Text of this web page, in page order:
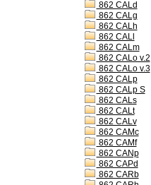
862 CALd
862 CALg
862 CALh
862 CALl
862 CALm
862 CALo v.2
862 CALo v.3
862 CALp
862 CALp S
862 CALs
862 CALt
862 CALv
862 CAMc
862 CAMf
862 CANp
862 CAPd
862 CARb